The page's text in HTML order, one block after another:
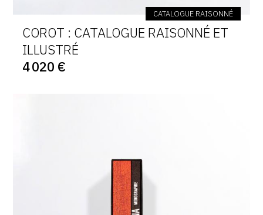
CATALOGUE RAISONNÉ
COROT : CATALOGUE RAISONNÉ ET
ILLUSTRÉ
4 020 €